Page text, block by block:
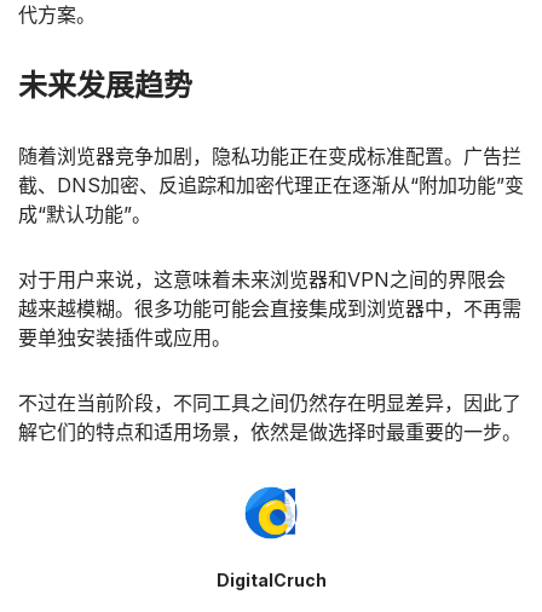
代方案。
未来发展趋势
随着浏览器竞争加剧，隐私功能正在变成标准配置。广告拦
截、DNS加密、反追踪和加密代理正在逐渐从“附加功能”变
成“默认功能”。
对于用户来说，这意味着未来浏览器和VPN之间的界限会
越来越模糊。很多功能可能会直接集成到浏览器中，不再需
要单独安装插件或应用。
不过在当前阶段，不同工具之间仍然存在明显差异，因此了
解它们的特点和适用场景，依然是做选择时最重要的一步。
DigitalCruch